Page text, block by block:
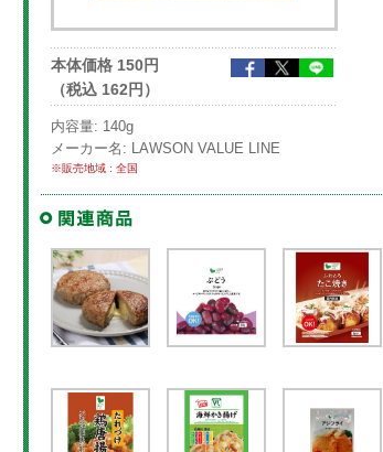
本体価格 150円
（税込 162円）
内容量: 140g
メーカー名: LAWSON VALUE LINE
※販売地域 : 全国